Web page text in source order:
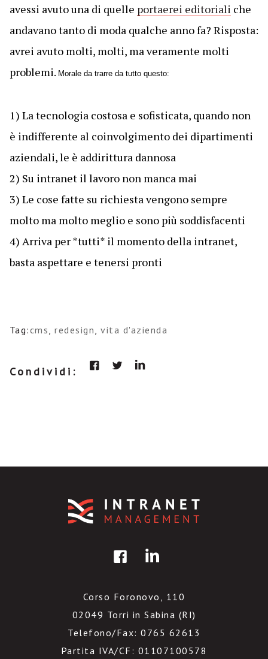
avessi avuto una di quelle portaerei editoriali che
andavano tanto di moda qualche anno fa? Risposta:
avrei avuto molti, molti, ma veramente molti
problemi. Morale da trarre da tutto questo:
1) La tecnologia costosa e sofisticata, quando non
è indifferente al coinvolgimento dei dipartimenti
aziendali, le è addirittura dannosa
2) Su intranet il lavoro non manca mai
3) Le cose fatte su richiesta vengono sempre
molto ma molto meglio e sono più soddisfacenti
4) Arriva per *tutti* il momento della intranet,
basta aspettare e tenersi pronti
Tag:cms,redesign,vita d'azienda
Condividi:
Corso Foronovo, 110
02049 Torri in Sabina (RI)
Telefono/Fax: 0765 62613
Partita IVA/CF: 01107100578